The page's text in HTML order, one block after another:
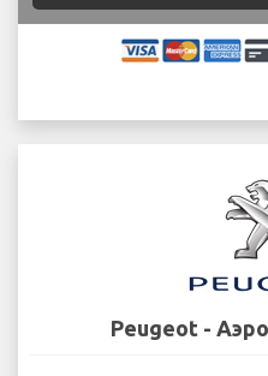
Peugeot -